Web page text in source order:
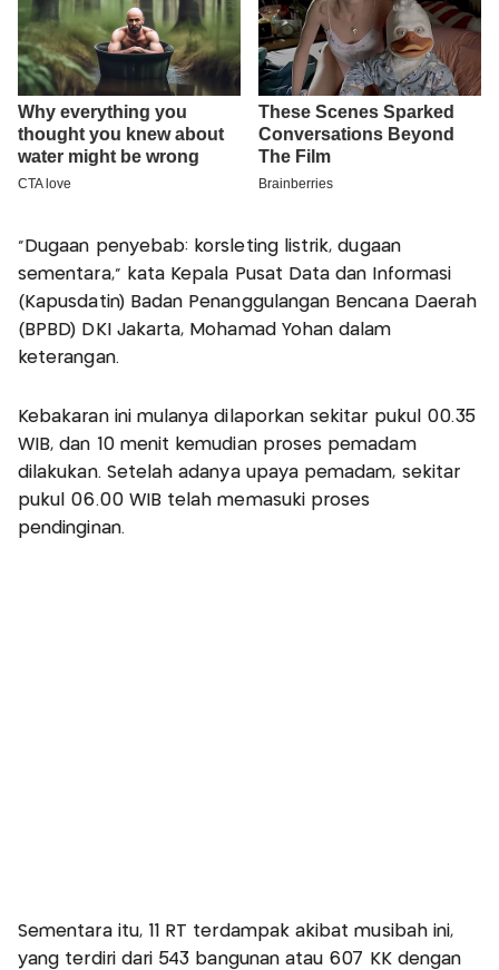
"Dugaan penyebab: korsleting listrik, dugaan
sementara," kata Kepala Pusat Data dan Informasi
(Kapusdatin) Badan Penanggulangan Bencana Daerah
(BPBD) DKI Jakarta, Mohamad Yohan dalam
keterangan.
Kebakaran ini mulanya dilaporkan sekitar pukul 00.35
WIB, dan 10 menit kemudian proses pemadam
dilakukan. Setelah adanya upaya pemadam, sekitar
pukul 06.00 WIB telah memasuki proses
pendinginan.
Sementara itu, 11 RT terdampak akibat musibah ini,
yang terdiri dari 543 bangunan atau 607 KK dengan